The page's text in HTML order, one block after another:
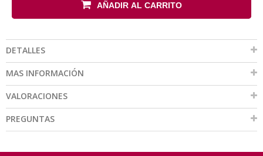
AÑADIR AL CARRITO
DETALLES
MAS INFORMACIÓN
VALORACIONES
PREGUNTAS